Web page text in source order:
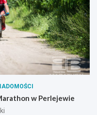
w Perlejewie